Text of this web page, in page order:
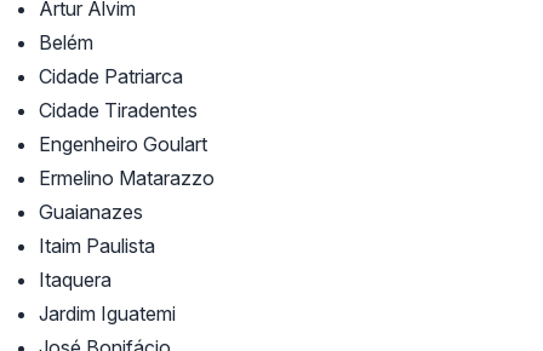
Artur Alvim
Belém
Cidade Patriarca
Cidade Tiradentes
Engenheiro Goulart
Ermelino Matarazzo
Guaianazes
Itaim Paulista
Itaquera
Jardim Iguatemi